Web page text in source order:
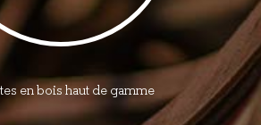
en bois haut de gamme